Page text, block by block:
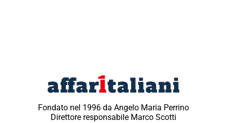
Fondato nel 1996 da Angelo Maria Perrino
Direttore responsabile Marco Scotti